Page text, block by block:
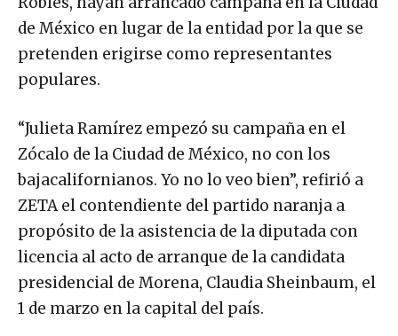
de México en lugar de la entidad por la que se
pretenden erigirse como representantes
populares.
“Julieta Ramírez empezó su campaña en el
Zócalo de la Ciudad de México, no con los
bajacalifornianos. Yo no lo veo bien”, refirió a
ZETA el contendiente del partido naranja a
propósito de la asistencia de la diputada con
licencia al acto de arranque de la candidata
presidencial de Morena, Claudia Sheinbaum, el
1 de marzo en la capital del país.